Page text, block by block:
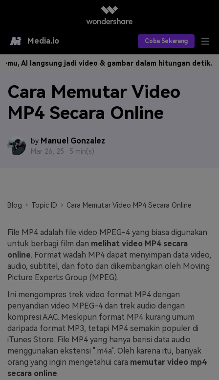
Media.io Coba Sekarang
Alat AI
AI Video
AI Gambar
Produk AI
Asisten Video AI
Editor Gambar AI
Efek AI
Efek Video
FAQs Hubungi Kami
Tips & Tutorial AI
Postingan Terbaru
Jelajahi Lebih Banyak >>
Harga
Masuk
Berkreasi dengan AI
AI langsung jadi video & gambar dalam hitungan detik.Buat
Cara Memutar Video
MP4 Secara Online
by Manuel Gonzalez
Mar 26, 25 · 5 min(s)
Blog Topic ID Cara Memutar Video MP4 Secara Online
File MP4 adalah file video MPEG-4 yang biasa digunakan
untuk berbagi film dan melihat video MP4 secara
online . Format wadah MP4 dapat menyimpan data video,
audio, subtitel, dan foto dan dikembangkan oleh Moving
Picture Experts Group (MPEG).
Ini mengompres trek video format MP4 dengan
penyandian video MPEG-4 dan trek audio dengan
kompresi AAC. Meskipun format MP4 kurang umum
daripada format MP3, tetapi MP4 semakin populer di
iTunes Store. File MP4 yang hanya berisi data audio
menggunakan ekstensi ".m4a". Oleh karena itu, banyak
orang yang ingin mengetahui cara memutar video mp4
secara online.